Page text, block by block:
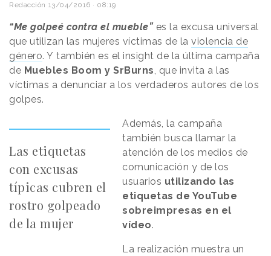
Redacción 13/04/2016 · 08:19
“Me golpeé contra el mueble” es la excusa universal
que utilizan las mujeres víctimas de la violencia de
género. Y también es el insight de la última campaña
de Muebles Boom y SrBurns, que invita a las
víctimas a denunciar a los verdaderos autores de los
golpes.
Las etiquetas
con excusas
típicas cubren el
rostro golpeado
de la mujer
Además, la campaña
también busca llamar la
atención de los medios de
comunicación y de los
usuarios utilizando las
etiquetas de YouTube
sobreimpresas en el
vídeo.
La realización muestra un